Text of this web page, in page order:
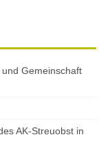
Gemeinschaft
AK-Streuobst in